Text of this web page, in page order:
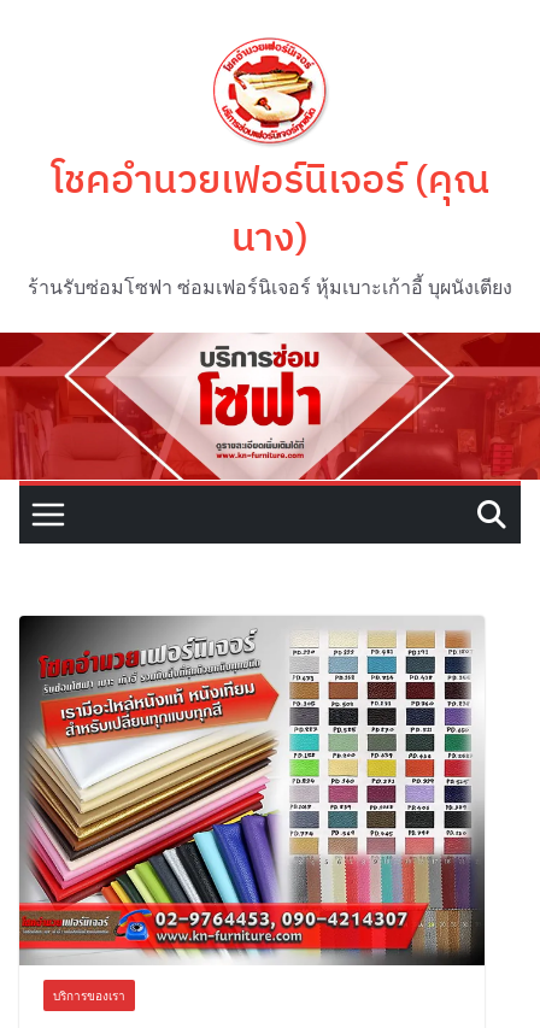
โชคอำนวยเฟอร์นิเจอร์ (คุณ
นาง)
ร้านรับซ่อมโซฟา ซ่อมเฟอร์นิเจอร์ หุ้มเบาะเก้าอี้ บุผนังเตียง
บริการของเรา